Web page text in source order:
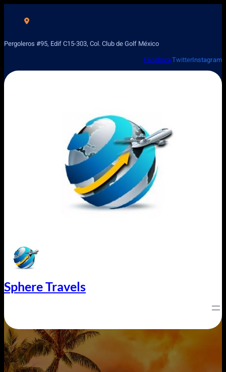
Pergoleros #95, Edif C15-303, Col. Club de Golf México
FacebookTwitterInstagram
Sphere Travels